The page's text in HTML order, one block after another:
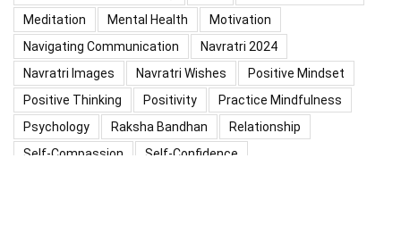
Meditation
Mental Health
Motivation
Navigating Communication
Navratri 2024
Navratri Images
Navratri Wishes
Positive Mindset
Positive Thinking
Positivity
Practice Mindfulness
Psychology
Raksha Bandhan
Relationship
Self-Compassion
Self-Confidence